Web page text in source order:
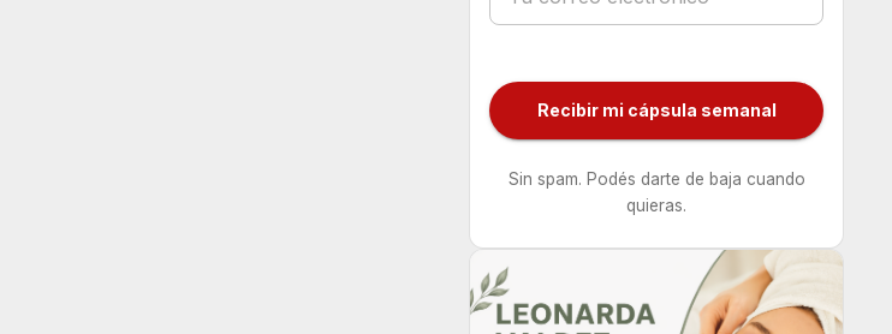
Recibir mi cápsula semanal
Sin spam. Podés darte de baja cuando
quieras.